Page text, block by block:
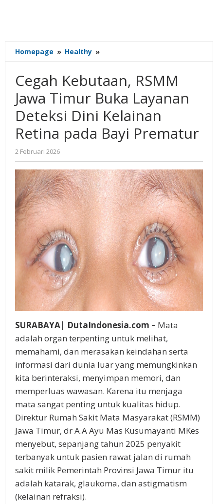
Homepage » Healthy »
Kebutaan,
Jawa
Timur
Buka
Layanan
Deteksi
Dini
Kelainan
pada
Bayi
Prematur
Cegah Kebutaan, RSMM
Jawa Timur Buka Layanan
Deteksi Dini Kelainan
Retina pada Bayi Prematur
2 Februari 2026
Gatot
Susanto
SURABAYA| DutaIndonesia.com – Mata
adalah organ terpenting untuk melihat,
memahami, dan merasakan keindahan serta
informasi dari dunia luar yang memungkinkan
kita berinteraksi, menyimpan memori, dan
memperluas wawasan. Karena itu menjaga
mata sangat penting untuk kualitas hidup.
Direktur Rumah Sakit Mata Masyarakat (RSMM)
Jawa Timur, dr A.A Ayu Mas Kusumayanti MKes
menyebut, sepanjang tahun 2025 penyakit
terbanyak untuk pasien rawat jalan di rumah
sakit milik Pemerintah Provinsi Jawa Timur itu
adalah katarak, glaukoma, dan astigmatism
(kelainan refraksi).